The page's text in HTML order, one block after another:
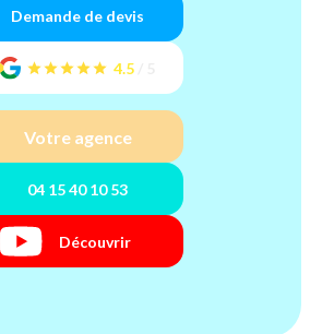
Demande de devis
4.5
Votre agence
04 15 40 10 53
Découvrir